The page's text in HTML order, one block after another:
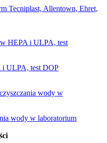
Tecniplast, Allentown, Ehret,
i ULPA, test DOP
wody w laboratorium